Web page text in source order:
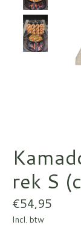
rek S
€54,95
Incl. btw